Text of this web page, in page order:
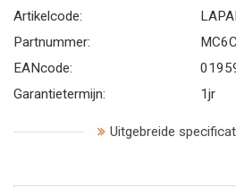
Artikelcode:
Partnummer:
EANcode:
Garantietermijn:
1jr
Uitgebreide